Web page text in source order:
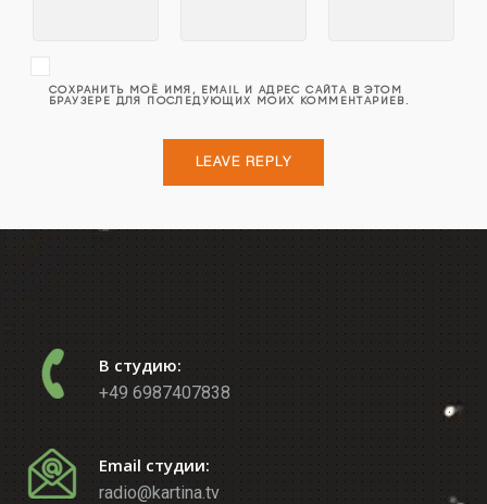
СОХРАНИТЬ МОЁ ИМЯ, EMAIL И АДРЕС САЙТА В ЭТОМ
БРАУЗЕРЕ ДЛЯ ПОСЛЕДУЮЩИХ МОИХ КОММЕНТАРИЕВ.
В студию:
+49 6987407838
Email студии:
radio@kartina.tv